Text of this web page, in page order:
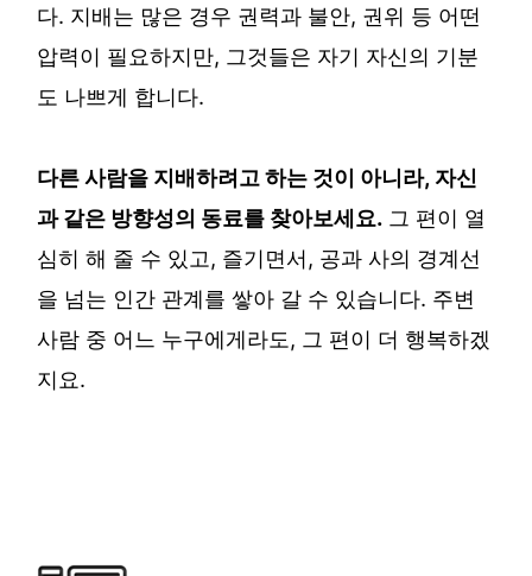
다. 지배는 많은 경우 권력과 불안, 권위 등 어떤
압력이 필요하지만, 그것들은 자기 자신의 기분
도 나쁘게 합니다.
다른 사람을 지배하려고 하는 것이 아니라, 자신
과 같은 방향성의 동료를 찾아보세요. 그 편이 열
심히 해 줄 수 있고, 즐기면서, 공과 사의 경계선
을 넘는 인간 관계를 쌓아 갈 수 있습니다. 주변
사람 중 어느 누구에게라도, 그 편이 더 행복하겠
지요.